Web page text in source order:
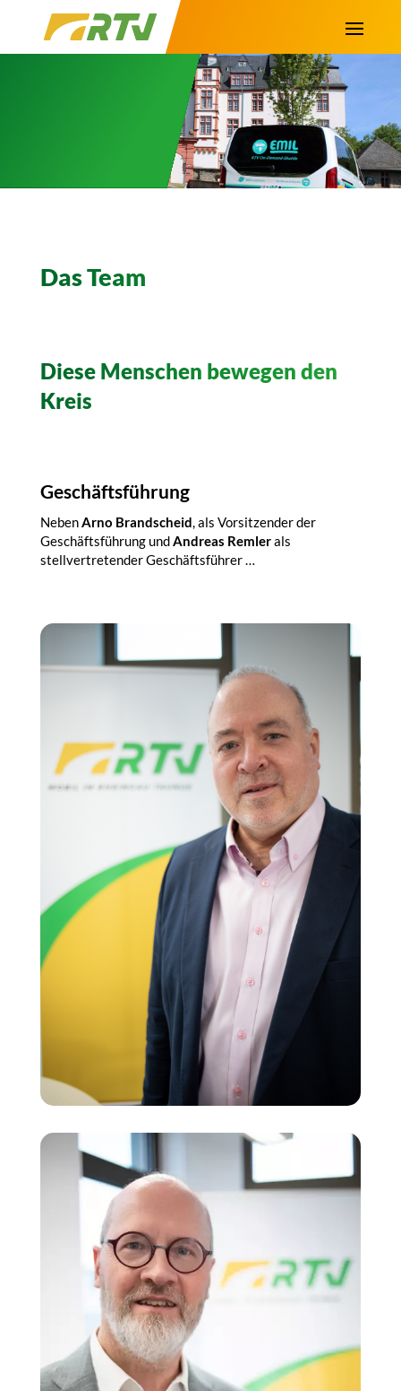
Das Team
Diese Menschen bewegen den
Kreis
Geschäftsführung
NebenArno Brandscheid, als Vorsitzender der
Geschäftsführung undAndreas Remlerals
stellvertretender Geschäftsführer …